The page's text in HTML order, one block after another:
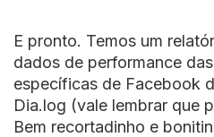
E pronto. Temos um
dados de performance
específicas de Facebook
Dia.log (vale lembrar que
Bem recortadinho e